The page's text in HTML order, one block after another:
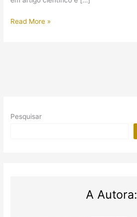
Cientistas
(Miquerinos)!?
Read More »
Pesquisar
A Autora: